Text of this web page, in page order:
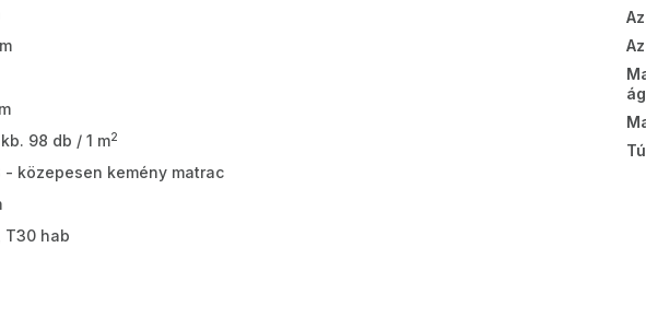
kb. 98 db / 1 m2
- közepesen kemény matrac
T30 hab